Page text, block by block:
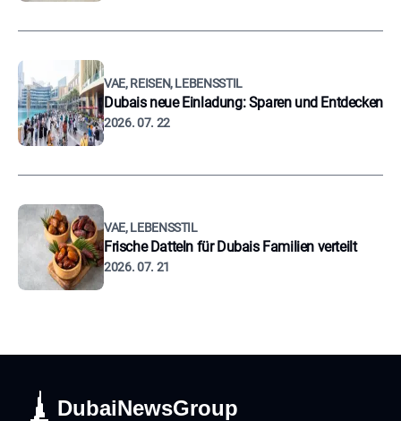
VAE, REISEN, LEBENSSTIL
Dubais neue Einladung: Sparen und Entdecken
2026. 07. 22
VAE, LEBENSSTIL
Frische Datteln für Dubais Familien verteilt
2026. 07. 21
DubaiNewsGroup